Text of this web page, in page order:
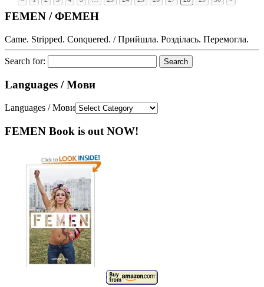
FEMEN / ФЕМЕН
Came. Stripped. Conquered. / Прийшла. Розділась. Перемогла.
Search for:
Languages / Мови
Languages / Мови
FEMEN Book is out NOW!